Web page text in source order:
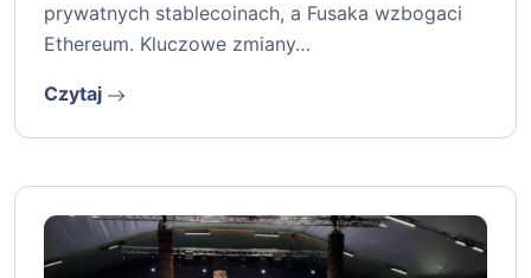
prywatnych stablecoinach, a Fusaka wzbogaci
Ethereum. Kluczowe zmiany…
Czytaj